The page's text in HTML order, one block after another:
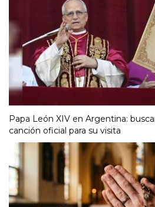
Papa León XIV en Argentina:
canción oficial para su visita